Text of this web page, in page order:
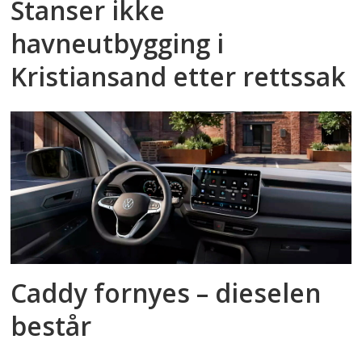
Stanser ikke
havneutbygging i
Kristiansand etter rettssak
Caddy fornyes – dieselen
består